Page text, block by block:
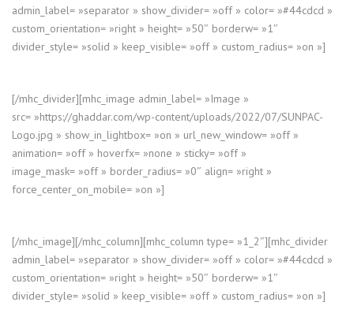
admin_label= »separator » show_divider= »off » color= »#44cdcd »
custom_orientation= »right » height= »50″ borderw= »1″
divider_style= »solid » keep_visible= »off » custom_radius= »on »]
[/mhc_divider][mhc_image admin_label= »Image »
src= »https://ghaddar.com/wp-content/uploads/2022/07/SUNPAC-
Logo.jpg » show_in_lightbox= »on » url_new_window= »off »
animation= »off » hoverfx= »none » sticky= »off »
image_mask= »off » border_radius= »0″ align= »right »
force_center_on_mobile= »on »]
[/mhc_image][/mhc_column][mhc_column type= »1_2″][mhc_divider
admin_label= »separator » show_divider= »off » color= »#44cdcd »
custom_orientation= »right » height= »50″ borderw= »1″
divider_style= »solid » keep_visible= »off » custom_radius= »on »]